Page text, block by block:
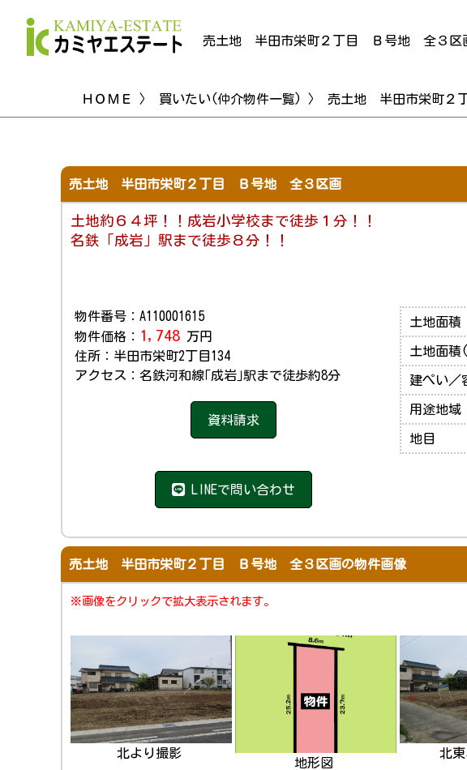
売土地 半田市栄町２丁目 Ｂ号地 全３区
ＨＯＭＥ 〉 買いたい(仲介物件一覧) 〉 売土地 半田市栄町２
売土地 半田市栄町２丁目 Ｂ号地 全３区画
土地約６４坪！！成岩小学校まで徒歩１分！！
名鉄「成岩」駅まで徒歩８分！！
物件番号：A110001615
物件価格： 1,748 万円
住所：半田市栄町2丁目134
アクセス：名鉄河和線｢成岩｣駅まで徒歩約8分
資料請求
LINEで問い合わせ
土地面積
土地面積
建ぺい／
用途地域
地目
売土地 半田市栄町２丁目 Ｂ号地 全３区画の物件画像
※画像をクリックで拡大表示されます。
北より撮影
地形図
北